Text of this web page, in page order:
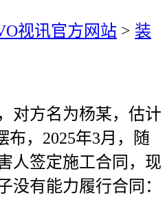
视讯官方网站 > 装
方名为杨某，估计
布，2025年3月，随
人签定施工合同，现
没有能力履行合同：